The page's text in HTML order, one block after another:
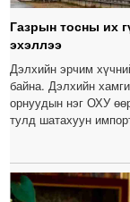
Газрын тосны их
эхэллээ
Дэлхийн эрчим
байна. Дэлхийн
орнуудын нэг ОХУ
тулд шатахуун